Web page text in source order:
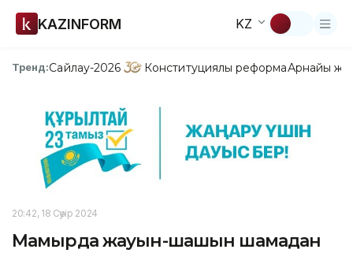
KAZINFORM KZ
Тренд:Сайлау-2026 Конституциялық реформаАрнайы
20:42, 18 Сәуір 2024
Мамырда жауын-шашын шамадан